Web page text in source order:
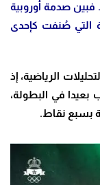
فبين صدمة أوروبية
التي صُنفت كإحدى
الرياضية، إذ
بعيدا في البطولة،
بسبع نقاط.